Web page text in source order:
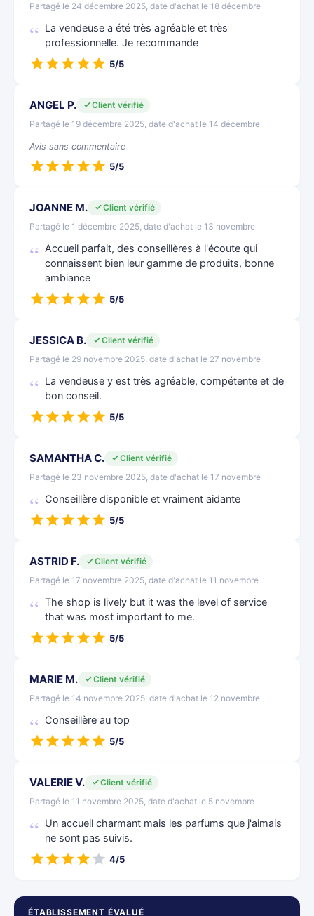
ÉTABLISSEMENT ÉVALUÉ
Partagé le 24 décembre 2025, date d'achat le 18 décembre
La vendeuse a été très agréable et très
professionnelle. Je recommande
5/5
ANGEL P.
Client vérifié
Partagé le 19 décembre 2025, date d'achat le 14 décembre
Avis sans commentaire
5/5
JOANNE M.
Client vérifié
Partagé le 1 décembre 2025, date d'achat le 13 novembre
Accueil parfait, des conseillères à l'écoute qui
connaissent bien leur gamme de produits, bonne
ambiance
5/5
JESSICA B.
Client vérifié
Partagé le 29 novembre 2025, date d'achat le 27 novembre
La vendeuse y est très agréable, compétente et de
bon conseil.
5/5
SAMANTHA C.
Client vérifié
Partagé le 23 novembre 2025, date d'achat le 17 novembre
Conseillère disponible et vraiment aidante
5/5
ASTRID F.
Client vérifié
Partagé le 17 novembre 2025, date d'achat le 11 novembre
The shop is lively but it was the level of service
that was most important to me.
5/5
MARIE M.
Client vérifié
Partagé le 14 novembre 2025, date d'achat le 12 novembre
Conseillère au top
5/5
VALERIE V.
Client vérifié
Partagé le 11 novembre 2025, date d'achat le 5 novembre
Un accueil charmant mais les parfums que j'aimais
ne sont pas suivis.
4/5